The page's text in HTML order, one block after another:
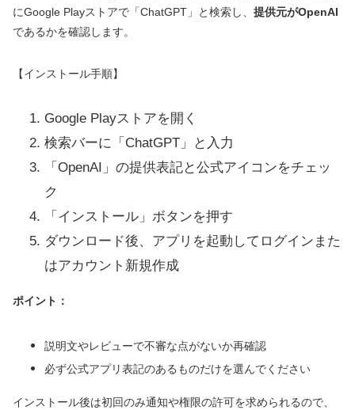
にGoogle Playストアで「ChatGPT」と検索し、 提供元がOpenAI
であるかを確認します。
【インストール手順】
Google Playストアを開く
検索バーに「ChatGPT」と入力
「OpenAI」の提供表記と公式アイコンをチェッ
ク
「インストール」ボタンを押す
ダウンロード後、アプリを起動してログインまた
はアカウント新規作成
ポイント：
説明文やレビューで不審な点がないか再確認
必ず公式アプリ表記のあるものだけを選んでください
インストール後は初回のみ通知や権限の許可を求められるので、